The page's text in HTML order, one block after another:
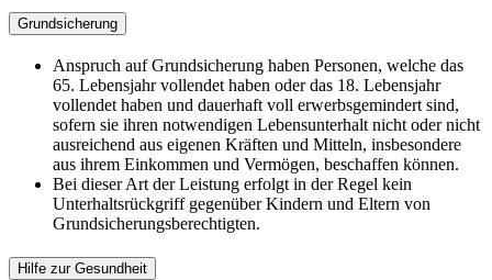
Grundsicherung
Anspruch auf Grundsicherung haben Personen, welche das
65. Lebensjahr vollendet haben oder das 18. Lebensjahr
vollendet haben und dauerhaft voll erwerbsgemindert sind,
sofern sie ihren notwendigen Lebensunterhalt nicht oder nicht
ausreichend aus eigenen Kräften und Mitteln, insbesondere
aus ihrem Einkommen und Vermögen, beschaffen können.
Bei dieser Art der Leistung erfolgt in der Regel kein
Unterhaltsrückgriff gegenüber Kindern und Eltern von
Grundsicherungsberechtigten.
Hilfe zur Gesundheit